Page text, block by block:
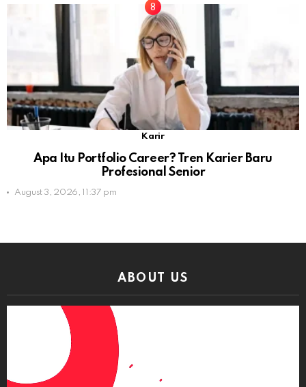
Karir
Apa Itu Portfolio Career? Tren Karier Baru
Profesional Senior
August 3, 2026, 11:37 pm
ABOUT US